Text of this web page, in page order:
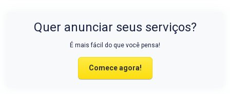
Quer anunciar seus serviços?
É mais fácil do que você pensa!
Comece agora!